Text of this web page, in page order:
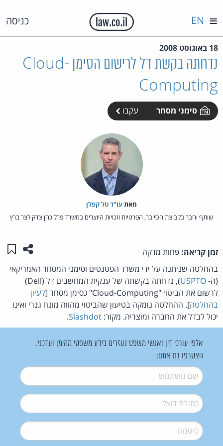
כניסה EN
18 באוגוסט 2008
נדחתה בקשת דל לרישום הסימן Cloud-
Computing
סימני מסחר עקבו
מאת‏עו"ד טל קפלן
שותף וחבר בקבוצת הסייבר, הפרטיות וזכויות היוצרים במשרד פרל כהן צדק לצר ברץ
זמן קריאה: פחות מדקה שתפו
בהחלטה שניתנה על ידי משרד הפטנטים וסימני המסחר האמריקאי
(ה-USPTO
), נדחתה בקשתה של ענקית המחשבים דל (Dell)
לרשום את הביטוי "Cloud-Computing" כסימן מסחר [
לעיון
בהחלטה]. ההחלטה נומקה בטיעון שהביטוי מהווה מונח גנרי ואינו
יכול לבדל את החברה ומוצריה. מקור: Slashdot
.
אלפי עורכי דין ואנשי משפט נעזרים בידע משפטי מהימן ועדכני.
הצטרפו גם אתם:
שם משתמש*
דואל*
סיסמה*